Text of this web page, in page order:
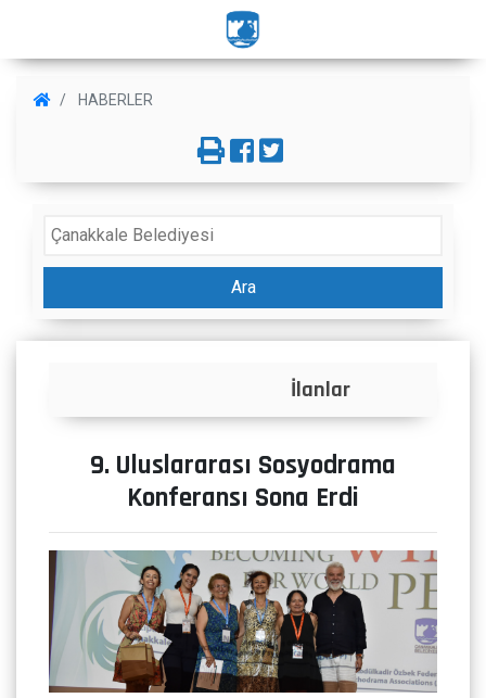
HABERLER
Ara
9. Uluslararası Sosyodrama
Konferansı Sona Erdi